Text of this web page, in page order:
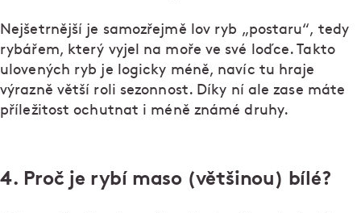
Nejšetrnější je samozřejmě lov ryb „postaru“, tedy
rybářem, který vyjel na moře ve své loďce. Takto
ulovených ryb je logicky méně, navíc tu hraje
výrazně větší roli sezonnost. Díky ní ale zase máte
příležitost ochutnat i méně známé druhy.
4. Proč je rybí maso (většinou) bílé?